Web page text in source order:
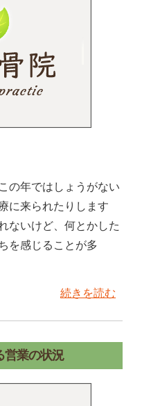
の年ではしょうがない
に来られたりします
ないけど、何とかした
を感じることが多
続きを読む
営業の状況